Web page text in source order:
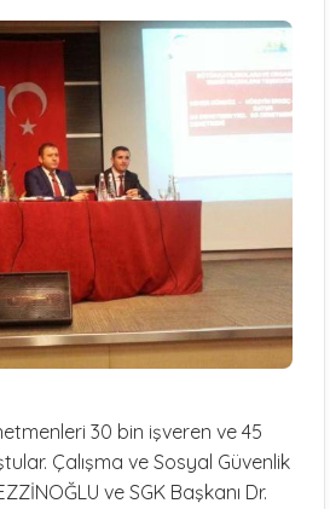
30 bin işveren ve 45
Çalışma ve Sosyal Güvenlik
ve SGK Başkanı Dr.